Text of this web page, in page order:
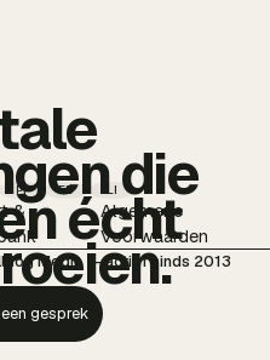
PI FB LI
&
Algemene
Voorwaarden
Media — actief sinds 2013
die
écht
gesprek